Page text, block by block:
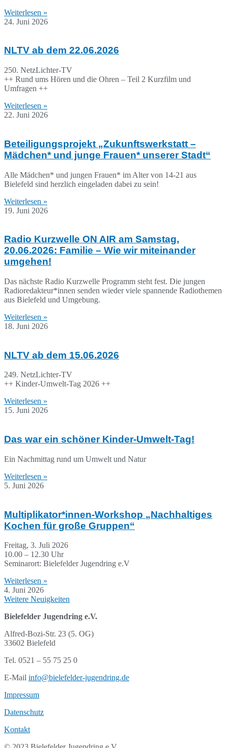
Weiterlesen »
24. Juni 2026
NLTV ab dem 22.06.2026
250. NetzLichter-TV
++ Rund ums Hören und die Ohren – Teil 2 Kurzfilm und
Umfragen ++
Weiterlesen »
22. Juni 2026
Beteiligungsprojekt „Zukunftswerkstatt –
Mädchen* und junge Frauen* unserer Stadt“
Alle Mädchen* und jungen Frauen* im Alter von 14-21 aus
Bielefeld sind herzlich eingeladen dabei zu sein!
Weiterlesen »
19. Juni 2026
Radio Kurzwelle ON AIR am Samstag,
20.06.2026: Familie – Wie wir miteinander
umgehen!
Das nächste Radio Kurzwelle Programm steht fest. Die jungen
Radioredakteur*innen senden wieder viele spannende Radiothemen
aus Bielefeld und Umgebung.
Weiterlesen »
18. Juni 2026
NLTV ab dem 15.06.2026
249. NetzLichter-TV
++ Kinder-Umwelt-Tag 2026 ++
Weiterlesen »
15. Juni 2026
Das war ein schöner Kinder-Umwelt-Tag!
Ein Nachmittag rund um Umwelt und Natur
Weiterlesen »
5. Juni 2026
Multiplikator*innen-Workshop „Nachhaltiges
Kochen für große Gruppen“
Freitag, 3. Juli 2026
10.00 – 12.30 Uhr
Seminarort: Bielefelder Jugendring e.V
Weiterlesen »
4. Juni 2026
Weitere Neuigkeiten
Bielefelder Jugendring e.V.
Alfred-Bozi-Str. 23 (5. OG)
33602 Bielefeld
Tel. 0521 – 55 75 25 0
E-Mail info@bielefelder-jugendring.de
Impressum
Datenschutz
Kontakt